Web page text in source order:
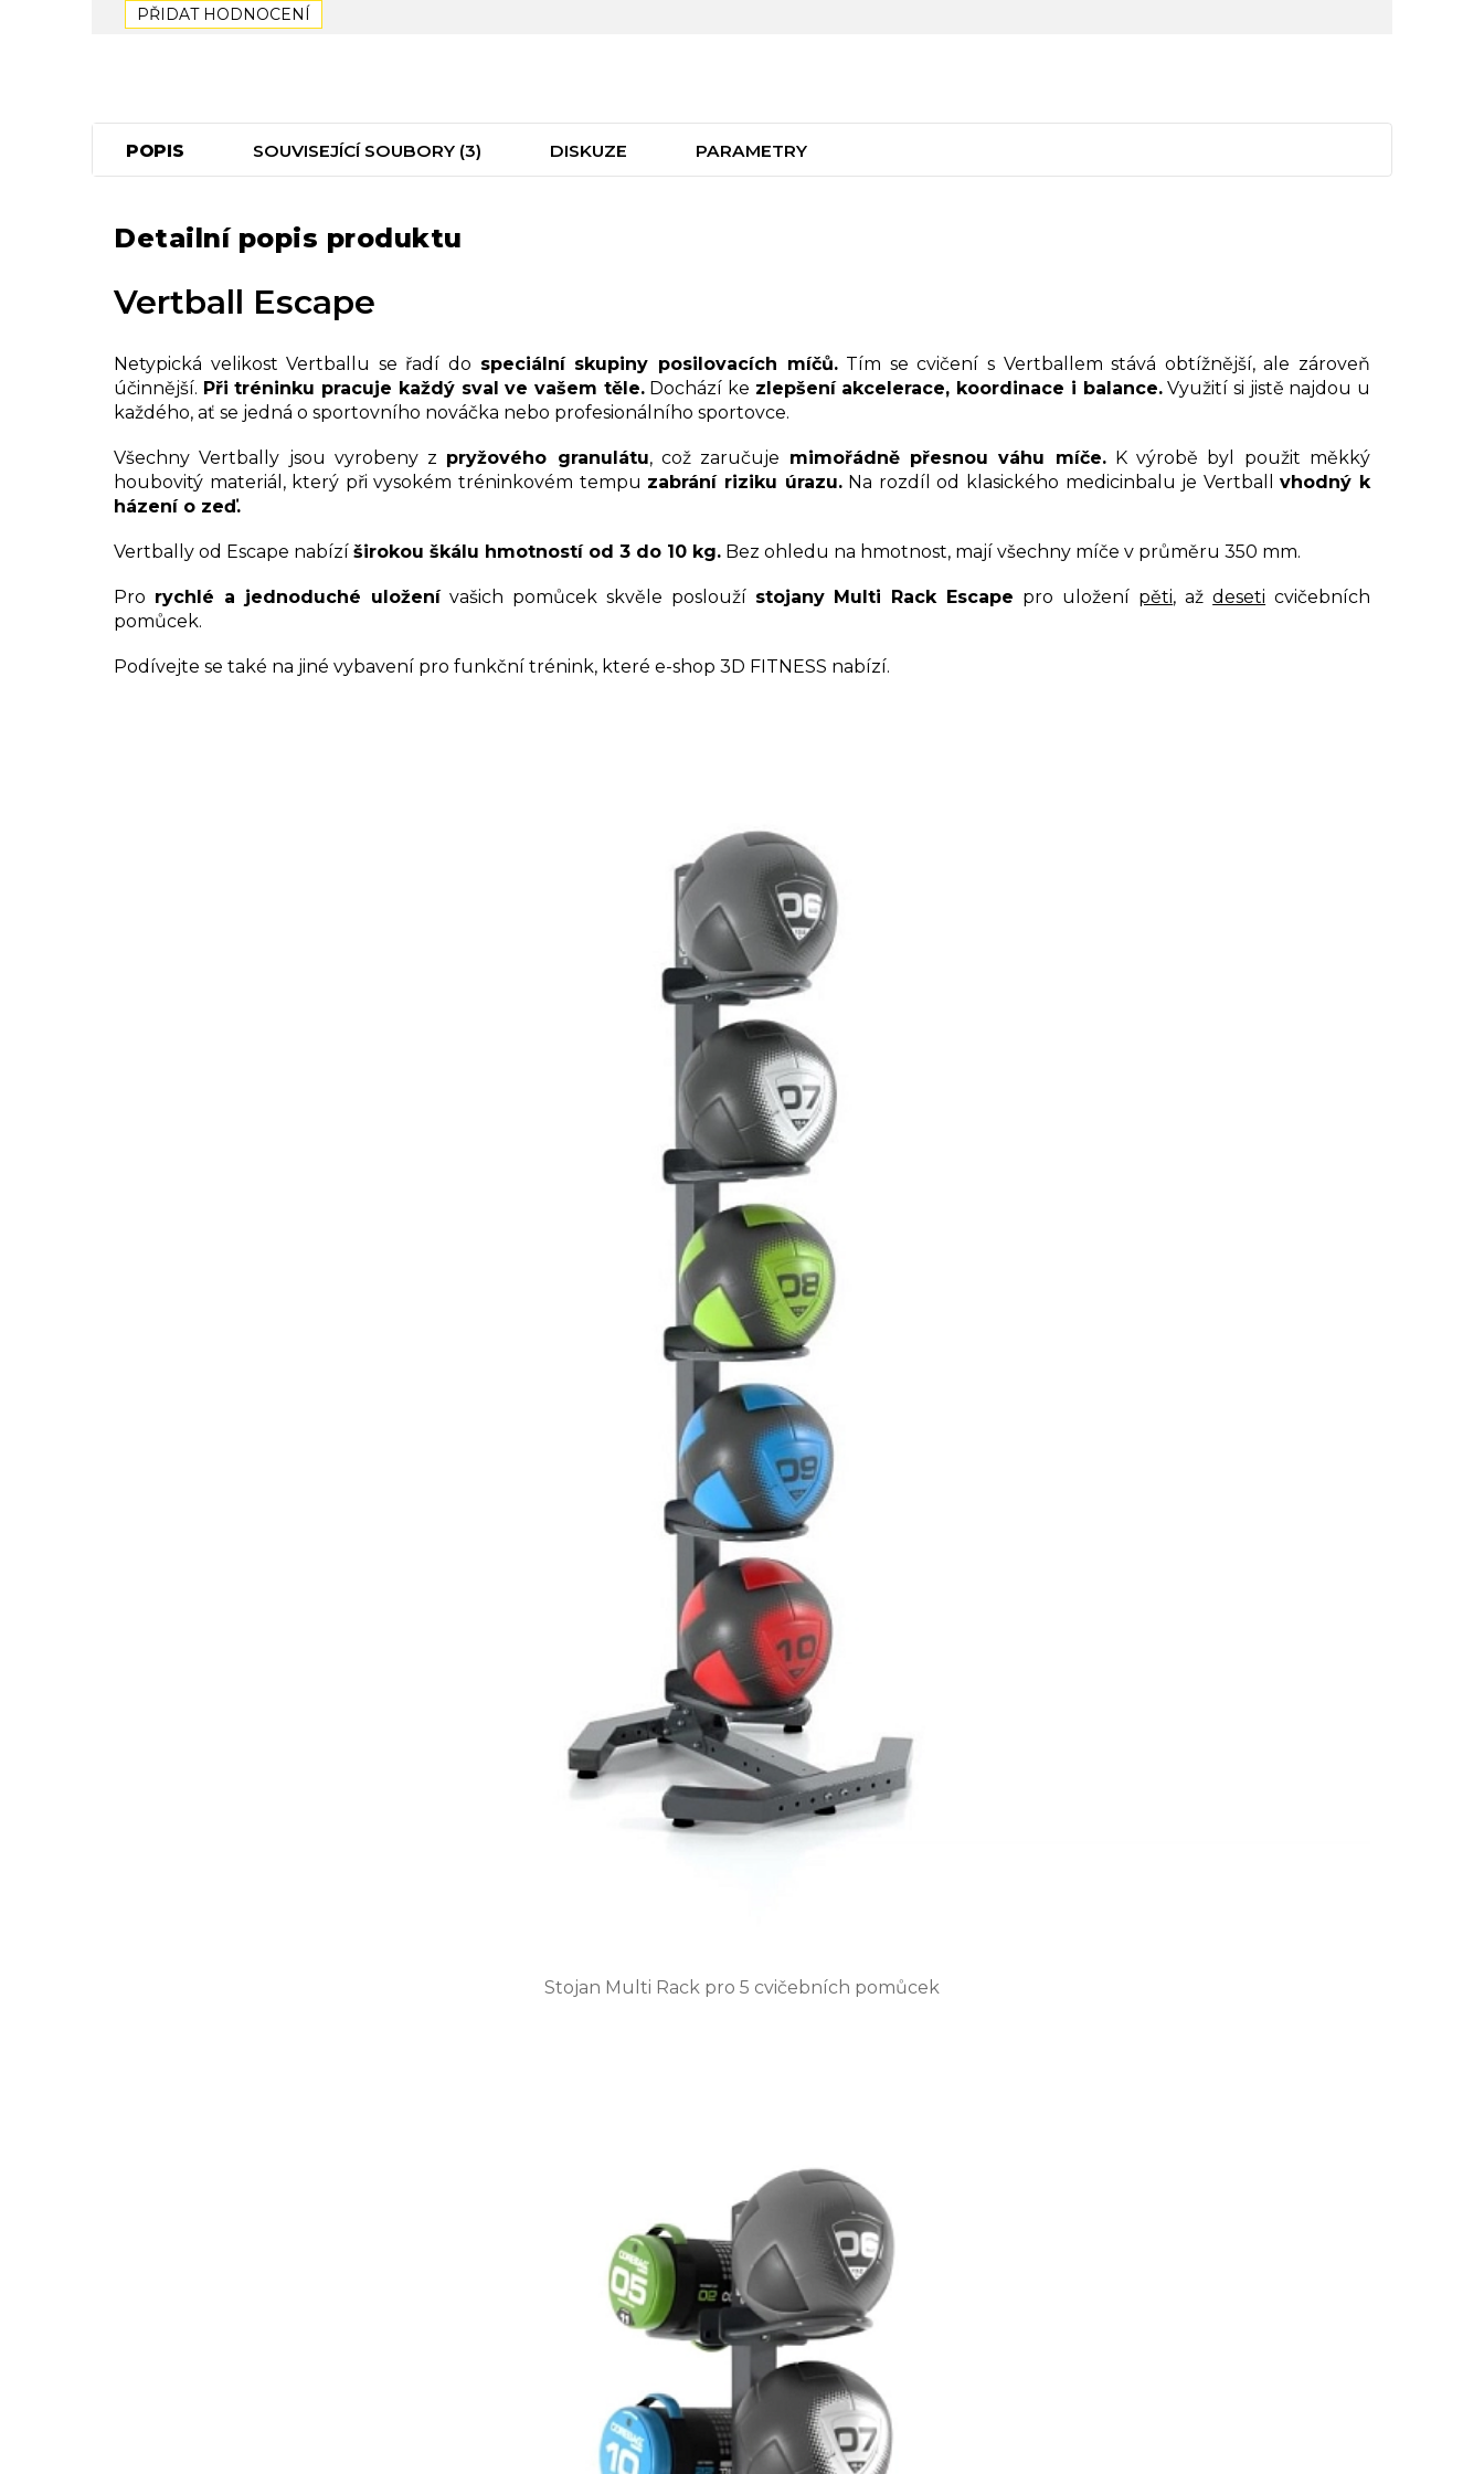
PŘIDAT HODNOCENÍ
POPIS SOUVISEJÍCÍ SOUBORY (3) DISKUZE PARAMETRY
Detailní popis produktu
Vertball Escape
Netypická velikost Vertballu se řadí do speciální skupiny posilovacích míčů.Tím se cvičení s Vertballem stává obtížnější, ale zároveň
účinnější. Při tréninku pracuje každý sval ve vašem těle.Dochází ke zlepšení akcelerace, koordinace i balance.Využití si jistě najdou u
každého, ať se jedná o sportovního nováčka nebo profesionálního sportovce.
Všechny Vertbally jsou vyrobeny z pryžového granulátu, což zaručuje mimořádně přesnou váhu míče.K výrobě byl použit měkký
houbovitý materiál, který při vysokém tréninkovém tempu zabrání riziku úrazu.Na rozdíl od klasického medicinbalu je Vertballvhodný k
házení o zeď.
Vertbally od Escape nabízí širokou škálu hmotností od 3 do 10 kg. Bez ohledu na hmotnost, mají všechny míče v průměru 350 mm.
Pro rychlé a jednoduché uloženívašich pomůcek skvěle poslouží stojany Multi Rack Escape pro uložení pěti, aždeseti cvičebních
pomůcek.
Podívejte se také na jiné vybavení pro funkční trénink, které e-shop 3D FITNESS nabízí.
Stojan Multi Rack pro 5 cvičebních pomůcek